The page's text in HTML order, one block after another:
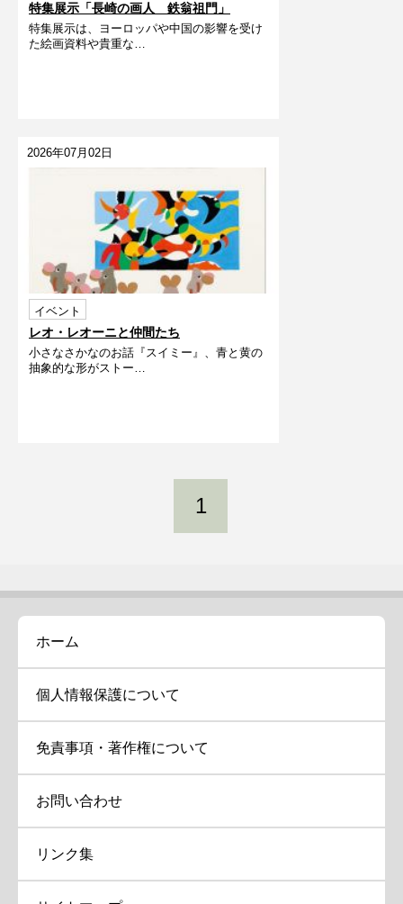
特集展示「長崎の画人 鉄翁祖門」
特集展示は、ヨーロッパや中国の影響を受け
た絵画資料や貴重な…
2026年07月02日
イベント
レオ・レオーニと仲間たち
小さなさかなのお話『スイミー』、青と黄の
抽象的な形がストー…
1
ホーム
個人情報保護について
免責事項・著作権について
お問い合わせ
リンク集